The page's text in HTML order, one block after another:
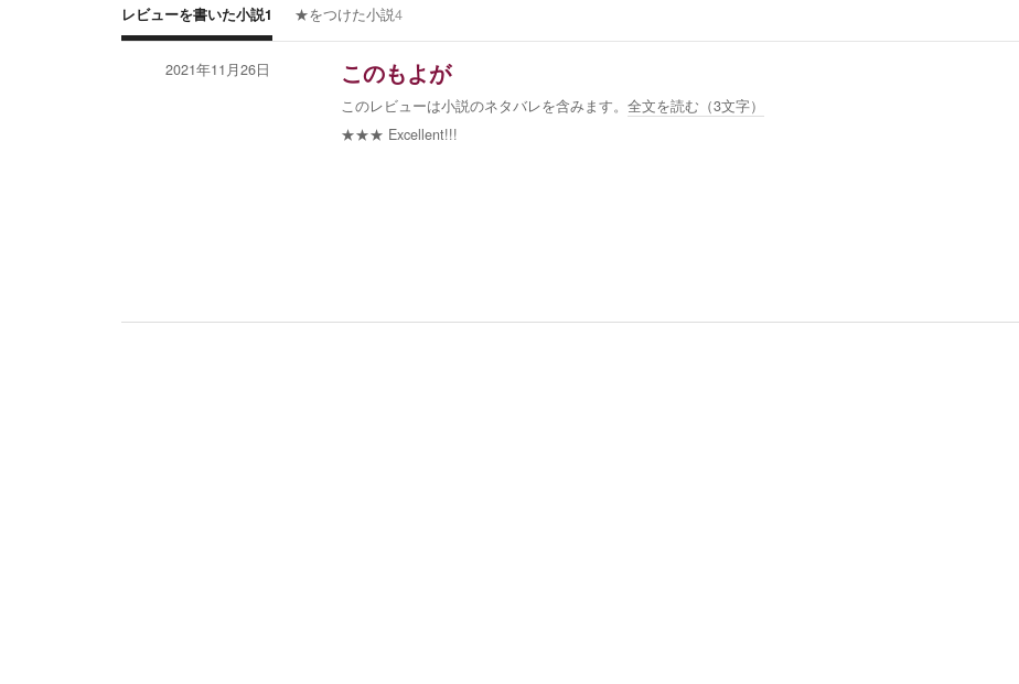
レビューを書いた小説1 ★をつけた小説4
2021年11月26日 このもよが
このレビューは小説のネタバレを含みます。 全文を読む（3文字）
★★★ Excellent!!!